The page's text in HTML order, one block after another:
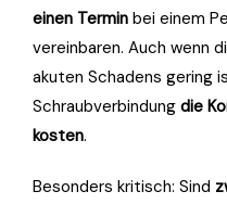
einen Termin bei einem
vereinbaren. Auch wenn
akuten Schadens gering
Schraubverbindung die
kosten.
Besonders kritisch: Sind